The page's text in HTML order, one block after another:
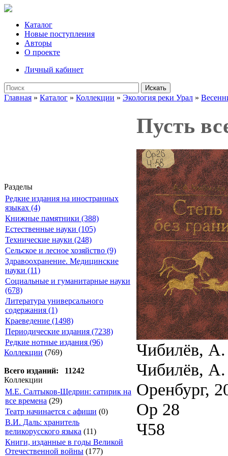
Каталог
Новые поступления
Авторы
О проекте
Личный кабинет
Искать
Главная » Каталог » Коллекции » Экология реки Урал »
Разделы
Редкие издания на иностранных
языках (4)
Книжные памятники (388)
Естественные науки (105)
Технические науки (248)
Сельское и лесное хозяйство (9)
Здравоохранение. Медицинские
науки (11)
Социальные и гуманитарные науки
(678)
Литература универсального
содержания (1)
Краеведение (1498)
Периодические издания (7238)
Редкие нотные издания (96)
Коллекции (769)
Всего изданий: 11242
Коллекции
М.Е. Салтыков-Щедрин: сатирик на
все времена (29)
Театр начинается с афиши (0)
В.И. Даль: хранитель
великорусского языка (11)
Книги, изданные в годы Великой
Отечественной войны (177)
Пусть
Чибилёв, А.
Чибилёв, А.
Оренбург,
Ор 28
Ч58